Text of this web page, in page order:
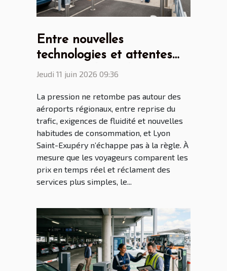
Entre nouvelles
technologies et attentes
voyageur, le parking
l’heure des mutations
Jeudi 11 juin 2026 09:36
La pression ne retombe pas autour des
aéroports régionaux, entre reprise du
trafic, exigences de fluidité et nouvelles
habitudes de consommation, et Lyon
Saint-Exupéry n’échappe pas à la règle. À
mesure que les voyageurs comparent les
prix en temps réel et réclament des
services plus simples, le...